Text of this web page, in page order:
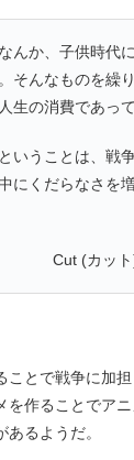
んか、子供時代
そんなものを繰
生の消費であって
いうことは、戦
にくだらなさを
Cut (カッ
ことで戦争に加
を作ることでア
るようだ。